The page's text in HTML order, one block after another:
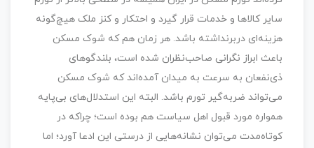
سایر کالاها و خدمات قرار گیرد و احتکار و کنز ملک هیچ‌گونه
هزینه‌ای دربرنداشته باشد. هر زمان هم که شوک مسکن
باعث ابراز نگرانی صاحب‌نظران شده است، بلندگوهای
ذی‌نفعان به سرعت به میدان آمده‌اند که شوک مسکن
می‌تواند ضربه‌گیر تورم باشد. البته این استدلال‌های بی‌پایه
همواره مورد قبول اهل سیاست هم بوده است؛ چراکه در
کوتاه‌مدت می‌توان نشانه‌هایی از درستی این ادعا آورد؛ اما